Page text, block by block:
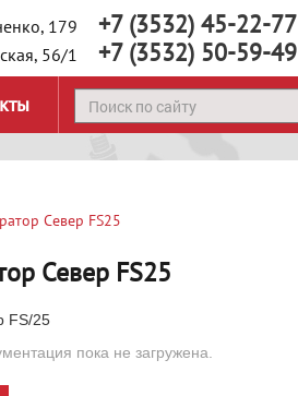
179 +7 (3532) 45-22-77
56/1 +7 (3532) 50-59-49
Север FS25
Север FS25
FS/25
пока не загружена.